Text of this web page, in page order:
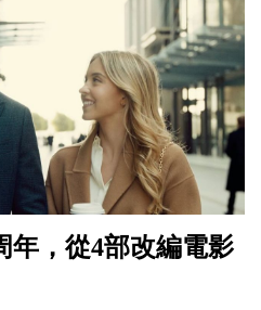
年，從4部改編電影